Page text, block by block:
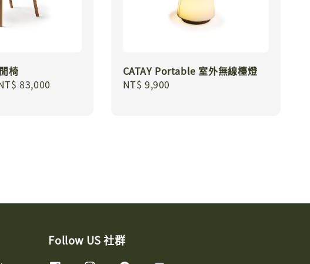
椅
83,000
CATAY Portable 室外無線檯燈
Regular
NT$ 9,900
Follow US 社群